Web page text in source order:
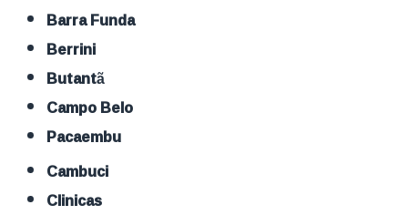
Barra Funda
Berrini
Butantã
Campo Belo
Pacaembu
Cambuci
Clinicas